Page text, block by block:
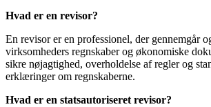
Hvad er en revisor?
En revisor er en professionel, der gennemgår
virksomheders regnskaber og økonomiske
sikre nøjagtighed, overholdelse af regler og
erklæringer om regnskaberne.
Hvad er en statsautoriseret revisor?